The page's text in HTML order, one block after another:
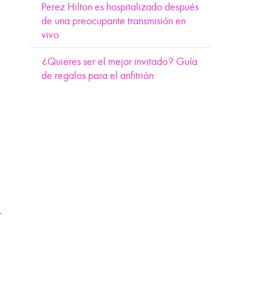
Perez Hilton es hospitalizado después
de una preocupante transmisión en
vivo
¿Quieres ser el mejor invitado? Guía
de regalos para el anfitrión